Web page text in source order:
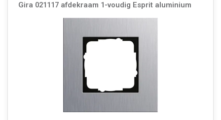
Gira 021117 afdekraam 1-voudig Esprit aluminium